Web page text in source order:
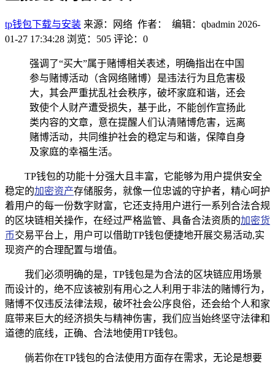
tp钱包下载与安装 来源：网络 作者： 编辑：qbadmin 2026-
01-27 17:34:28 浏览：505 评论：0
强调了“买大”属于赌博相关表述，明确指出在中国
参与赌博活动（含网络赌博）是违法行为且危害极
大，其会严重扰乱社会秩序，破坏家庭和谐，还会
致使个人财产遭受损失，基于此，不能创作宣扬此
类内容的文章，意在提醒人们认清赌博危害，远离
赌博活动，共同维护社会的稳定与和谐，保障自身
及家庭的幸福生活。
TP钱包的功能十分强大且丰富，它能够为用户提供安全
稳定的加密资产存储服务，就像一位忠诚的守护者，精心呵护
着用户的每一份数字财富，它还支持用户进行一系列合法合规
的区块链相关操作，在经过严格监管、具备合法资质的加密货
币交易平台上，用户可以借助TP钱包便捷地开展交易活动,实
现资产的合理配置与增值。
我们必须明确的是，TP钱包是为合法的区块链应用场景
而设计的，绝不应该被别有用心之人利用于非法的赌博行为，
赌博不仅违反法律法规，破坏社会公序良俗，还会给个人和家
庭带来巨大的经济损失与精神伤害，我们应当始终坚守法律和
道德的底线，正确、合法地使用TP钱包。
倘若你在TP钱包的合法使用方面存在需求，无论是想要